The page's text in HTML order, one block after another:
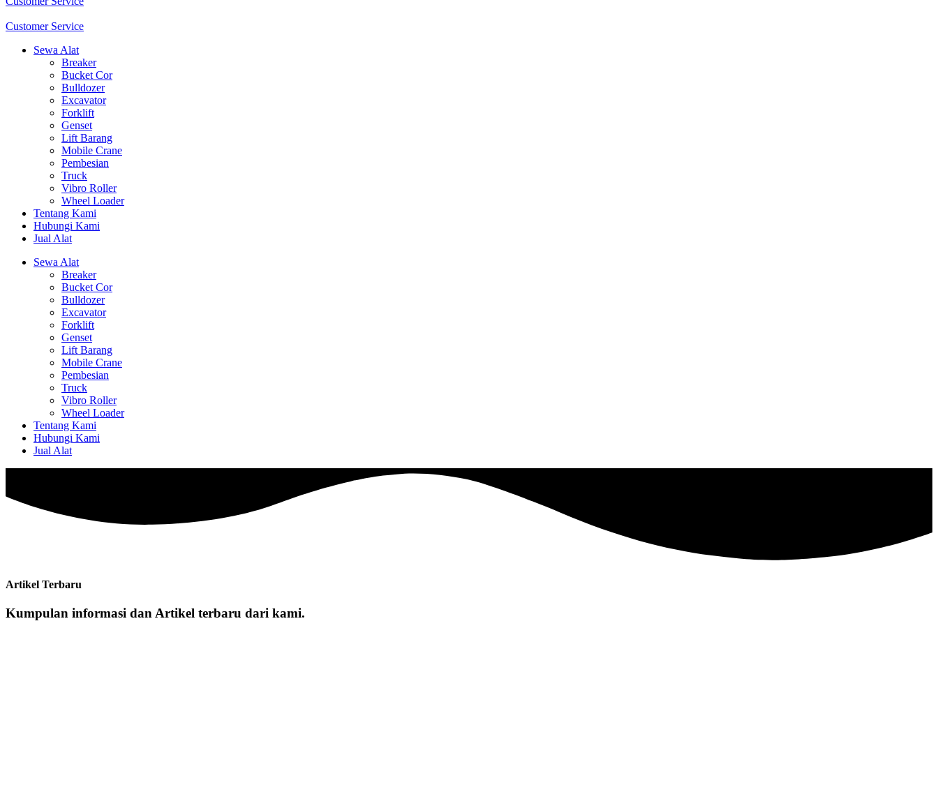
Customer Service
Sewa Alat
Breaker
Bucket Cor
Bulldozer
Excavator
Forklift
Genset
Lift Barang
Mobile Crane
Pembesian
Truck
Vibro Roller
Wheel Loader
Tentang Kami
Hubungi Kami
Jual Alat
Sewa Alat
Breaker
Bucket Cor
Bulldozer
Excavator
Forklift
Genset
Lift Barang
Mobile Crane
Pembesian
Truck
Vibro Roller
Wheel Loader
Tentang Kami
Hubungi Kami
Jual Alat
Artikel Terbaru
Kumpulan informasi dan Artikel terbaru dari kami.